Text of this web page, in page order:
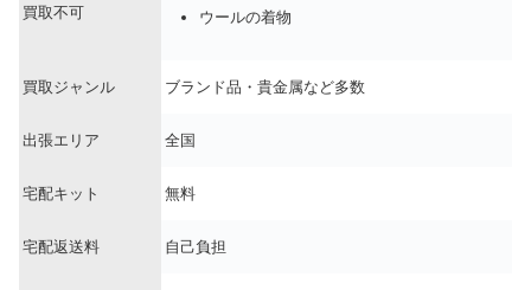
買取不可
ウールの着物
買取ジャンル ブランド品・貴金属など多数
出張エリア 全国
宅配キット 無料
宅配返送料 自己負担